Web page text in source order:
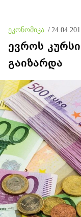
ეკონომიკა /
ევროს
გაიზარდა